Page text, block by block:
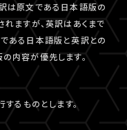
は原文である日本語版の
ますが、英訳はあくまで
ある日本語版と英訳との
内容が優先します。
するものとします。